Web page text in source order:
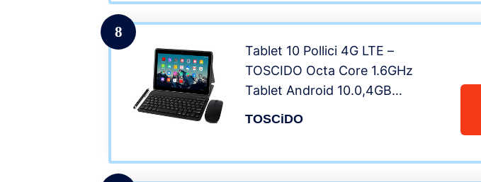
8
Tablet 10 Pollici 4G LTE –
TOSCIDO Octa Core 1.6GHz
Tablet Android 10.0,4GB
TOSCiDO